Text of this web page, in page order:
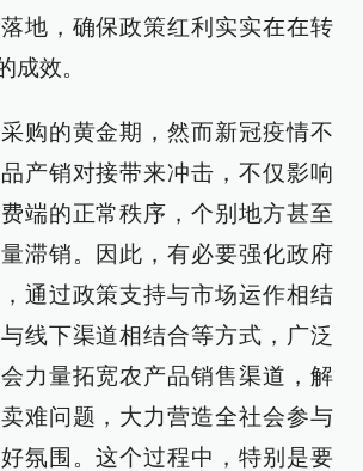
地，确保政策红利实实在在转
成效。
购的黄金期，然而新冠疫情不
产销对接带来冲击，不仅影响
端的正常秩序，个别地方甚至
滞销。因此，有必要强化政府
通过政策支持与市场运作相结
线下渠道相结合等方式，广泛
力量拓宽农产品销售渠道，解
难问题，大力营造全社会参与
氛围。这个过程中，特别是要